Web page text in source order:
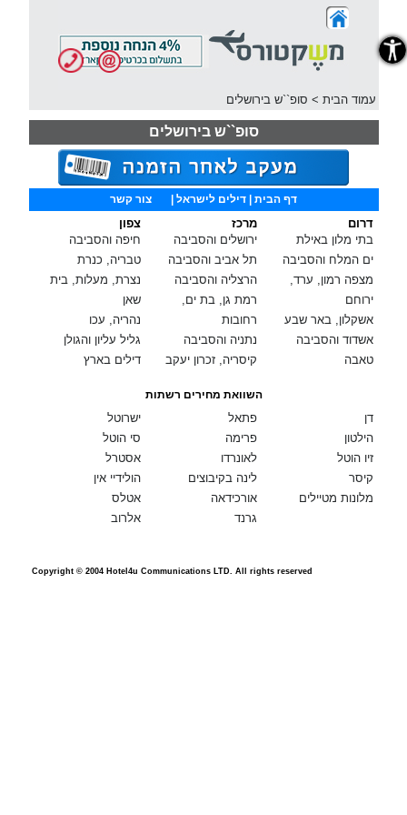
עמוד הבית > סופ``ש בירושלים
סופ``ש בירושלים
דף הבית | דילים לישראל | צור קשר
צפון
חיפה והסביבה
טבריה, כנרת
נצרת, מעלות, בית
שאן
נהריה, עכו
גליל עליון והגולן
דילים בארץ
מרכז
ירושלים והסביבה
תל אביב והסביבה
הרצליה והסביבה
רמת גן, בת ים,
רחובות
נתניה והסביבה
קיסריה, זכרון יעקב
דרום
בתי מלון באילת
ים המלח והסביבה
מצפה רמון, ערד,
ירוחם
אשקלון, באר שבע
אשדוד והסביבה
טאבה
השוואת מחירים רשתות
ישרוטל
סי הוטל
אסטרל
הולידיי אין
אטלס
אלרוב
פתאל
פרימה
לאונרדו
לינה בקיבוצים
אורכידאה
גרנד
דן
הילטון
זיו הוטל
קיסר
מלונות מטיילים
Copyright © 2004 Hotel4u Communications LTD. All rights reserved
נגישות